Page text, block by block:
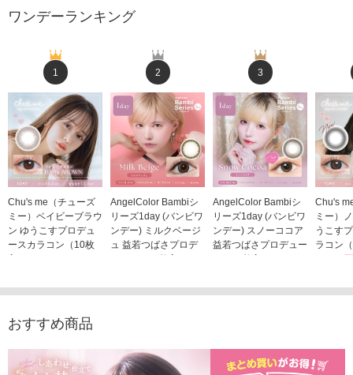
ワンデーランキング
1
Chu's me（チューズ
ミー）ベイビーブラウ
ン ゆうこすプロデュ
ースカラコン（10枚
2
AngelColor Bambiシ
リーズ1day (バンビワ
ンデー) ミルクベージ
ュ 益若つばさプロデ
3
AngelColor Bambiシ
リーズ1day (バンビワ
ンデー) スノーココア
益若つばさプロデュー
Chu's
ミー）
うこす
ラコン
おすすめ商品